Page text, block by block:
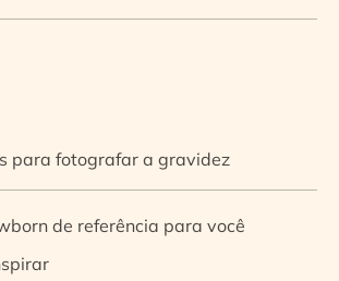
para fotografar a gravidez
de referência para você